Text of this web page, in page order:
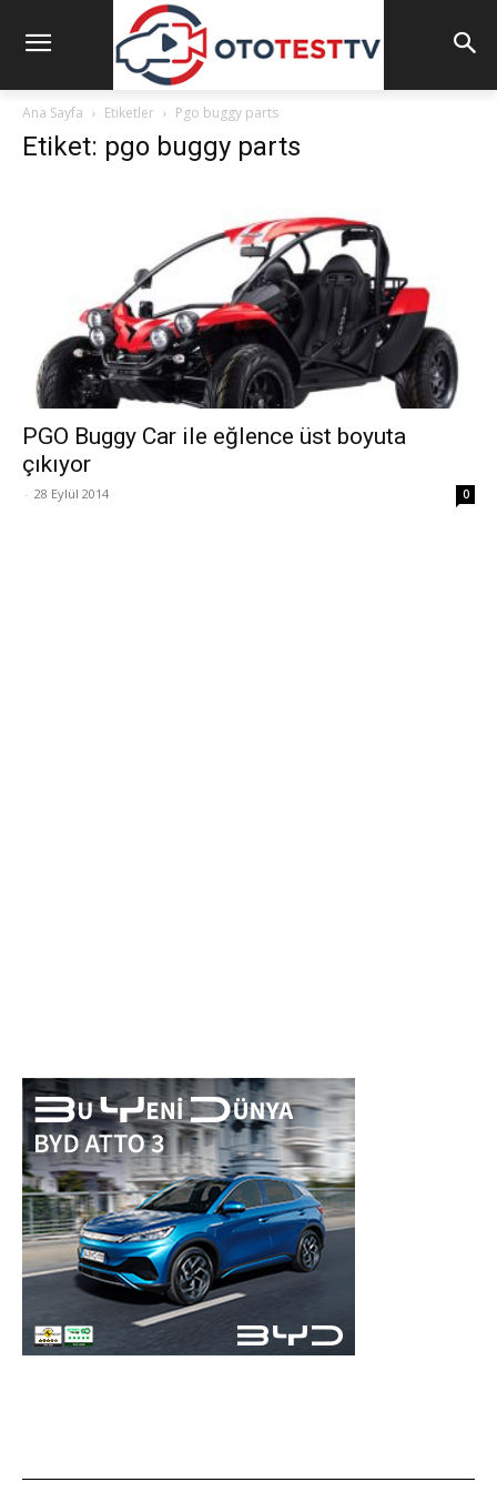
Ana Sayfa Etiketler Pgo buggy parts
Etiket: pgo buggy parts
PGO Buggy Car ile eğlence üst boyuta
çıkıyor
- 28 Eylül 2014 0